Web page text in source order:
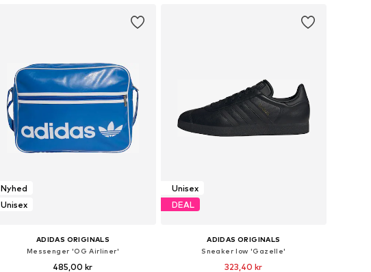
Nyhed
Unisex
ADIDAS ORIGINALS
Messenger 'OG Airliner'
485,00 kr
Unisex
DEAL
ADIDAS ORIGINALS
Sneaker low 'Gazelle'
323,40 kr